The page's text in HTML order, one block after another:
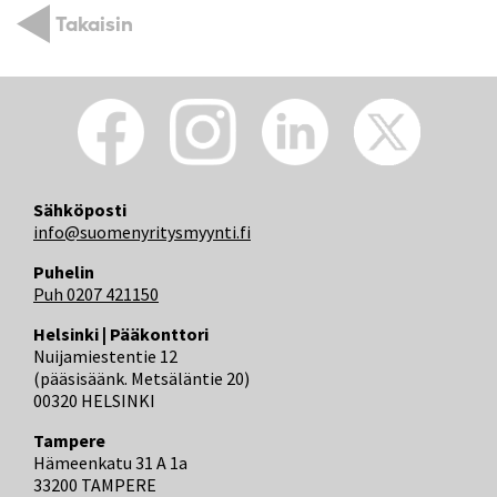
Takaisin
Sähköposti
info@suomenyritysmyynti.fi
Puhelin
Puh 0207 421150
Helsinki | Pääkonttori
Nuijamiestentie 12
(pääsisäänk. Metsäläntie 20)
00320 HELSINKI
Tampere
Hämeenkatu 31 A 1a
33200 TAMPERE